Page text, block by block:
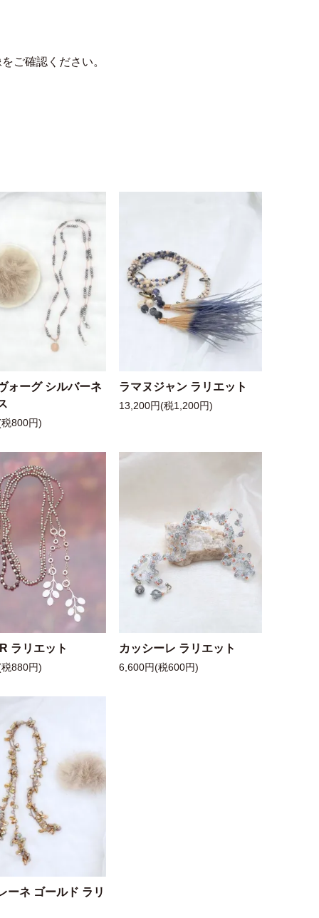
ご確認ください。
ォーグ シルバーネ
800円)
ラマヌジャン ラリエット
13,200円(税1,200円)
ラリエット
880円)
カッシーレ ラリエット
6,600円(税600円)
ーネ ゴールド ラリ